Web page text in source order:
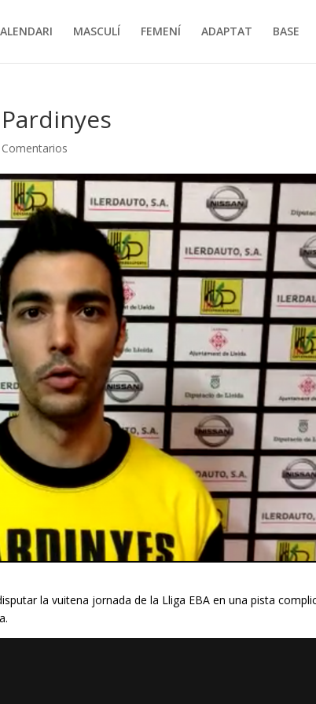
MASCULÍ FEMENÍ ADAPTAT BASE
la vuitena jornada de la Lliga EBA en una pista
.